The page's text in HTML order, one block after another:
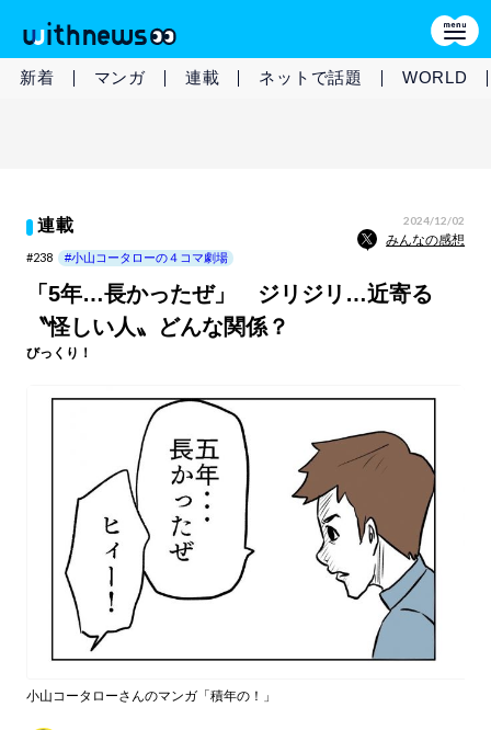
新着 マンガ 連載 ネットで話題 WORLD
連載 2024/12/02
みんなの感想
#238 #小山コータローの４コマ劇場
「5年…長かったぜ」 ジリジリ…近寄る
〝怪しい人〟どんな関係？
びっくり！
小山コータローさんのマンガ「積年の！」